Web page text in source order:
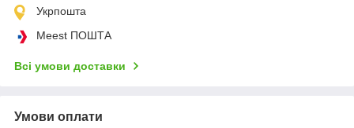
Укрпошта
Meest ПОШТА
Всі умови доставки
Умови оплати